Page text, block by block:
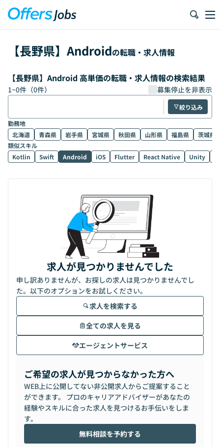
【長野県】 Androidの転職・求人情報
【長野県】Android 高単価の転職・求人情報の検索結果
1~0件（0件） 募集停止を非表示
絞り込み
勤務地
北海道
青森県 岩手県 宮城県 秋田県 山形県 福島県
茨城県
類似スキル
Kotlin
Swift Android iOS Flutter React Native Unity
求人が見つかりませんでした
申し訳ありませんが、お探しの求人は見つかりませんでし
た。以下のオプションをお試しください。
求人を検索する
全ての求人を見る
エージェントサービス
ご希望の求人が見つからなかった方へ
WEB上に公開してない非公開求人からご提案すること
ができます。 プロのキャリアアドバイザーがあなたの
経験やスキルに合った求人を見つけるお手伝いをしま
す。
無料相談を予約する